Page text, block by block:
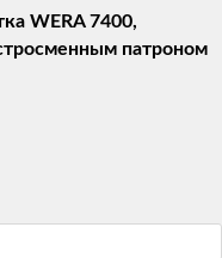
WERA 7400,
патроном